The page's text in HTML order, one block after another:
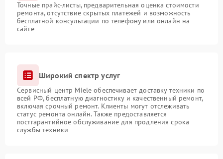
Точные прайс-листы, предварительная оценка стоимости
ремонта, отсутствие скрытых платежей и возможность
бесплатной консультации по телефону или онлайн на
сайте
Широкий спектр услуг
Сервисный центр Miele обеспечивает доставку техники по
всей РФ, бесплатную диагностику и качественный ремонт,
включая срочный ремонт. Клиенты могут отслеживать
статус ремонта онлайн. Также предоставляется
постгарантийное обслуживание для продления срока
службы техники